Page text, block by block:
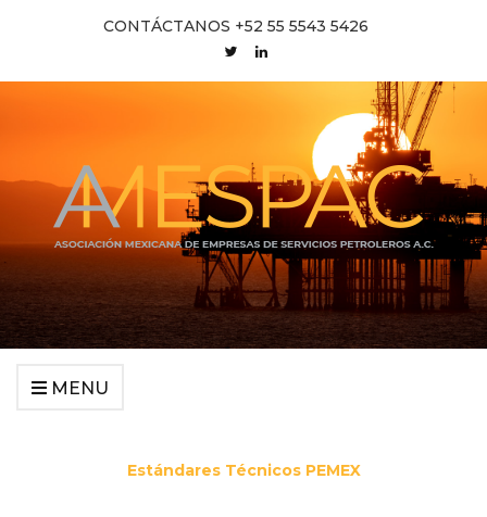
CONTÁCTANOS +52 55 5543 5426
MENU
Estándares Técnicos PEMEX